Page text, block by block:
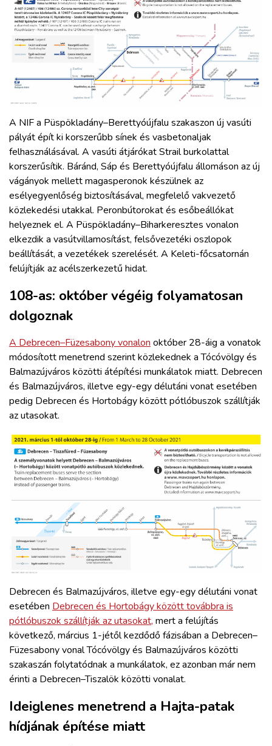
A NIF a Püspökladány–Berettyóújfalu szakaszon új vasúti
pályát épít ki korszerűbb sínek és vasbetonaljak
felhasználásával. A vasúti átjárókat Strail burkolattal
korszerűsítik. Báránd, Sáp és Berettyóújfalu állomáson az új
vágányok mellett magasperonok készülnek az
esélyegyenlőség biztosításával, megfelelő vakvezető
közlekedési utakkal. Peronbútorokat és esőbeállókat
helyeznek el. A Püspökladány–Biharkeresztes vonalon
elkezdik a vasútvillamosítást, felsővezetéki oszlopok
beállítását, a vezetékek szerelését. A Keleti-főcsatornán
felújítják az acélszerkezetű hidat.
108-as: október végéig folyamatosan
dolgoznak
A Debrecen–Füzesabony vonalon október 28-áig a vonatok
módosított menetrend szerint közlekednek a Tócóvölgy és
Balmazújváros közötti átépítési munkálatok miatt. Debrecen
és Balmazújváros, illetve egy-egy délutáni vonat esetében
pedig Debrecen és Hortobágy között pótlóbuszok szállítják
az utasokat.
Debrecen és Balmazújváros, illetve egy-egy délutáni vonat
esetében Debrecen és Hortobágy között továbbra is
pótlóbuszok szállítják az utasokat, mert a felújítás
következő, március 1-jétől kezdődő fázisában a Debrecen–
Füzesabony vonal Tócóvölgy és Balmazújváros közötti
szakaszán folytatódnak a munkálatok, ez azonban már nem
érinti a Debrecen–Tiszalök közötti vonalat.
Ideiglenes menetrend a Hajta-patak
hídjának építése miatt